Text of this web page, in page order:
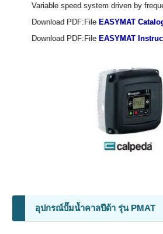
Variable speed system driven by
Download PDF:File EASYMAT
Download PDF:FileEASYMAT
อุปกรณ์ปั๊มน้ำคาลปีด้า รุ่น PMAT